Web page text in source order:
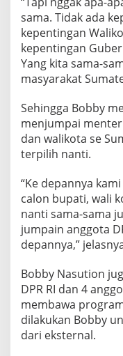
sama. Tidak ada
kepentingan
kepentingan
Yang kita sama-
masyarakat
Sehingga Bobby
menjumpai
dan walikota se
terpilih nanti.
“Ke depannya
calon bupati, wali
nanti sama-sama
jumpain anggota
depannya,”
Bobby Nasution
DPR RI dan 4
membawa
dilakukan Bobby
dari eksternal.